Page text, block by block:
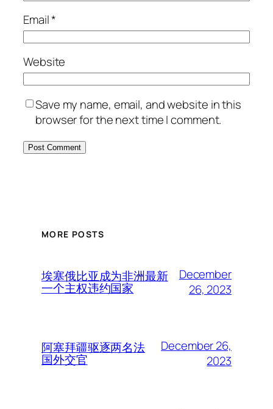
Email*
Website
Save my name, email, and website in this
browser for the next time I comment.
MORE POSTS
埃塞俄比亚成为非洲最新
一个主权违约国家
December
26, 2023
阿塞拜疆驱逐两名法
国外交官
December 26,
2023